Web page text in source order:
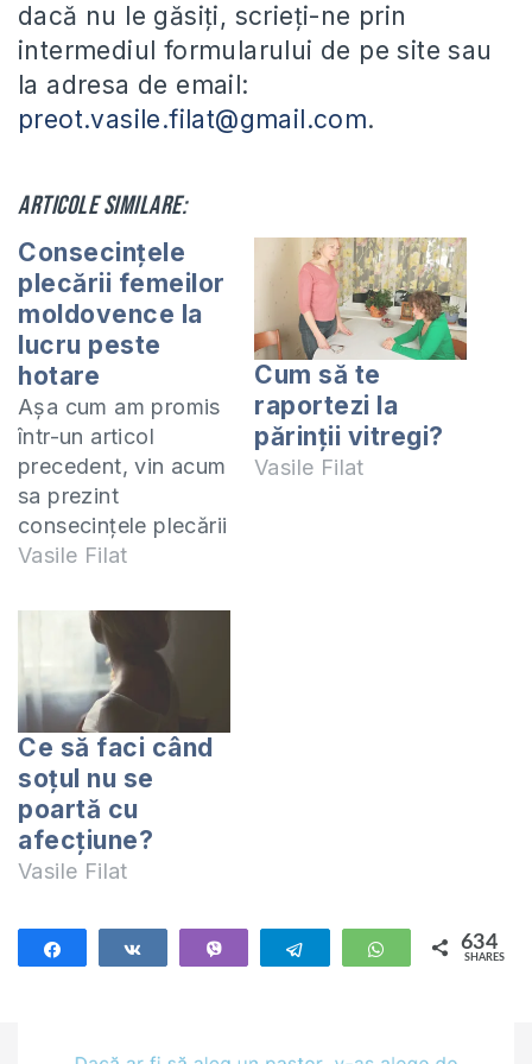
dacă nu le găsiți, scrieți-ne prin
intermediul formularului de pe site sau
la adresa de email:
preot.vasile.filat@gmail.com.
Articole similare:
Consecinţele
plecării femeilor
moldovence la
lucru peste
hotare
Aşa cum am promis
într-un articol
precedent, vin acum
sa prezint
consecinţele plecării
femeilor
peste hotare. Înainte
de a intra în subiect,
vreau să citez un
fragment dintr-un
articol publicat la
www.unimedia.md
Potrivit datelor
oficiale, peste 5,3
mii de copii din
municipiul Chişinău
peste…
Vasile Filat
Cum să te
raportezi la
părinţii vitregi?
Vasile Filat
Ce să faci când
soţul nu se
poartă cu
afecţiune?
Vasile Filat
Telegram WhatsApp
634
SHARES